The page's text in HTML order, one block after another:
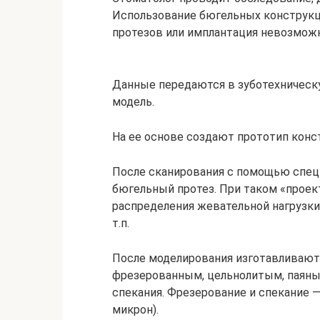
Использование бюгельных
протезов или имплантация
Данные передаются в
модель.
На ее основе создают прототип
После сканирования с помощью
бюгельный протез. При таком
распределения жевательной
т.п.
После моделирования
фрезерованным, цельнолитым,
спекания. Фрезерование и спекание
микрон).